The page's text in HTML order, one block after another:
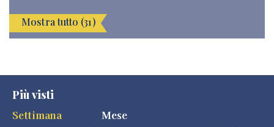
Mostra tutto (31)
Più visti
Settimana
Mese